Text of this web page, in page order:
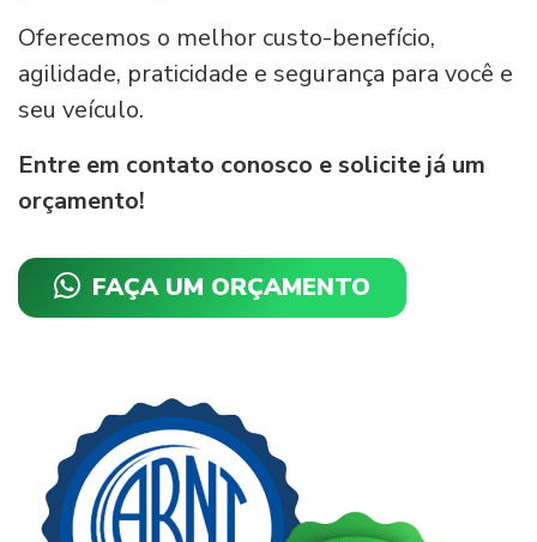
Oferecemos o melhor custo-benefício,
agilidade, praticidade e segurança para você e
seu veículo.
Entre em contato conosco e solicite já um
orçamento!
FAÇA UM ORÇAMENTO